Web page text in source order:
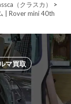
（クラスカ）
>
| Rover mini 40th
マ買取